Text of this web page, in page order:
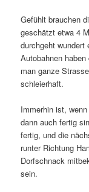
Gefühlt brauchen
geschätzt etwa 4
durchgeht
Autobahnen
man ganze
schleierhaft.
Immerhin ist,
dann auch fertig
fertig, und die
runter Richtung
Dorfschnack
sein.